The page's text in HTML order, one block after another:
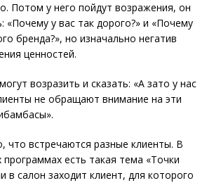
Потом у него пойдут возражения, он
«Почему у вас так дорого?» и «Почему
бренда?», но изначально негатив
ценностей.
возразить и сказать: «А зато у нас
не обращают внимание на эти
что встречаются разные клиенты. В
есть такая тема «Точки
в салон заходит клиент, для которого